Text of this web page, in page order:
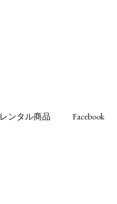
レンタル商品 Facebook